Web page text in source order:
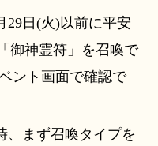
29日(火)以前に平安
御神霊符」を召喚で
ント画面で確認で
、まず召喚タイプを